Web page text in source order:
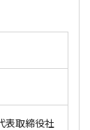
表取締役社